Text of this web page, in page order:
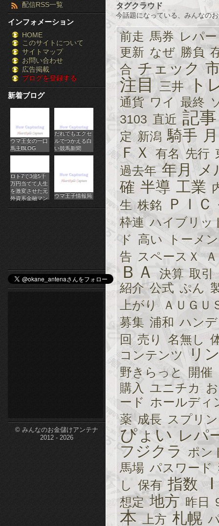
グ］-
株
FX
競
馬
パ
チ
ス
ロ
オ
ン
ラ
イ
ン
カ
ジ
ノ
etc-
配信RSS一覧
インフォメーション
HOME
このサイトについて
サイトマップ
お問い合わせ
広告掲載
ブログを登録する
新着ブログ
ウマ王女の一口
馬主BLOG
だれでもエクセ
ルでつかえる白
い競馬新聞
ロト7で3億5千
万円当てて人生
を激変させた元
外資系金融マン
ウマ王子情報局
© みんなのお金儲けアンテナ
2012 - 2026
タグクラウド
今話題になっている、みんなの
前走 馬券 レパ
更新 なぜ 勝負
合 チェック
注目 三井 ト
通貨 ワイ 最終
3103 直近 記事
定 新潟 騎手
ＦＸ 有名 先行
過去年 年月 メ
確 半導 工業
生 株銘 ＰＩＣ
枠連 ハイブリッ
ド 高い
トーメ
告 スペースＸ
ＢＡ 決算 取引
紹介 公式 ぷん
上がり
ＡＵＧＵ
募集 浦和 ハンデ
回 売り 名無し
コンテンツ リ
野きらっと 開催
購入
ユニチカ
ード ホールディ
薬 成長 スプリ
ぴょい レパ
フジクラ ポン
馬場 パスワード
し 保有 指数
想定 地方 昨日
本 上方 札幌